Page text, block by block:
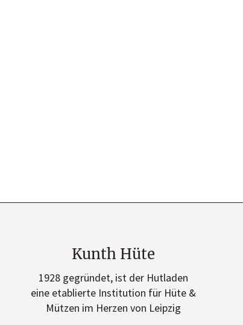
Kunth Hüte
1928 gegründet, ist der Hutladen
eine etablierte Institution für Hüte &
Mützen im Herzen von Leipzig